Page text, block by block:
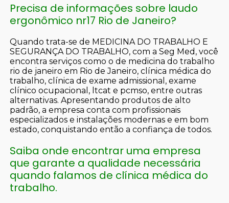
Precisa de informações sobre laudo
ergonômico nr17 Rio de Janeiro?
Quando trata-se de MEDICINA DO TRABALHO E
SEGURANÇA DO TRABALHO, com a Seg Med, você
encontra serviços como o de medicina do trabalho
rio de janeiro em Rio de Janeiro, clínica médica do
trabalho, clínica de exame admissional, exame
clínico ocupacional, ltcat e pcmso, entre outras
alternativas. Apresentando produtos de alto
padrão, a empresa conta com profissionais
especializados e instalações modernas e em bom
estado, conquistando então a confiança de todos.
Saiba onde encontrar uma empresa
que garante a qualidade necessária
quando falamos de clínica médica do
trabalho.